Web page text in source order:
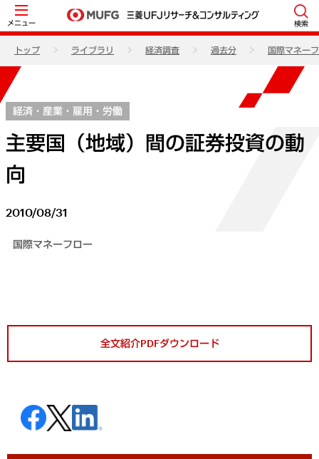
メニュー 検索
トップ ライブラリ 経済調査 過去分 国際マネー
経済・産業・雇用・労働
主要国（地域）間の証券投資の動
向
2010/08/31
国際マネーフロー
全文紹介PDFダウンロード